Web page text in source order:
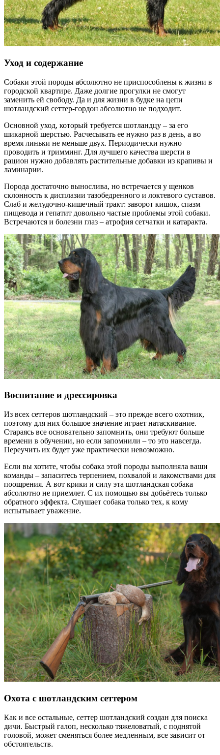
Уход и содержание
Собаки этой породы абсолютно не приспособлены к жизни в
городской квартире. Даже долгие прогулки не смогут
заменить ей свободу. Да и для жизни в будке на цепи
шотландский сеттер-гордон абсолютно не подходит.
Основной уход, который требуется шотландцу – за его
шикарной шерстью. Расчесывать ее нужно раз в день, а во
время линьки не меньше двух. Периодически нужно
проводить и тримминг. Для лучшего качества шерсти в
рацион нужно добавлять растительные добавки из крапивы и
ламинарии.
Порода достаточно вынослива, но встречается у щенков
склонность к дисплазии тазобедренного и локтевого суставов.
Слаб и желудочно-кишечный тракт: заворот кишок, спазм
пищевода и гепатит довольно частые проблемы этой собаки.
Встречаются и болезни глаз – атрофия сетчатки и катаракта.
Воспитание и дрессировка
Из всех сеттеров шотландский – это прежде всего охотник,
поэтому для них большое значение играет натаскивание.
Стараясь все основательно запомнить, они требуют больше
времени в обучении, но если запомнили – то это навсегда.
Переучить их будет уже практически невозможно.
Если вы хотите, чтобы собака этой породы выполняла ваши
команды – запаситесь терпением, похвалой и лакомствами для
поощрения. А вот крики и силу эта шотландская собака
абсолютно не приемлет. С их помощью вы добьётесь только
обратного эффекта. Слушает собака только тех, к кому
испытывает уважение.
Охота с шотландским сеттером
Как и все остальные, сеттер шотландский создан для поиска
дичи. Быстрый галоп, несколько тяжеловатый, с поднятой
головой, может сменяться более медленным, все зависит от
обстоятельств.